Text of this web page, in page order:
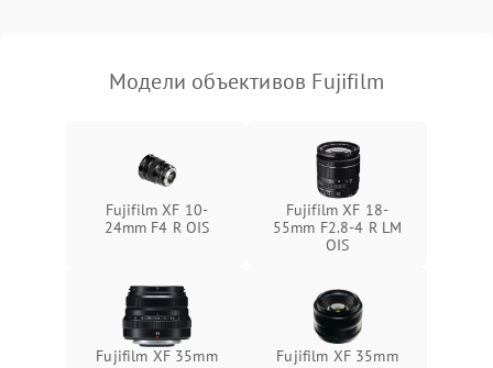
Модели объективов Fujifilm
Fujifilm XF 10-
24mm F4 R OIS
Fujifilm XF 18-
55mm F2.8-4 R LM
OIS
Fujifilm XF 35mm
Fujifilm XF 35mm